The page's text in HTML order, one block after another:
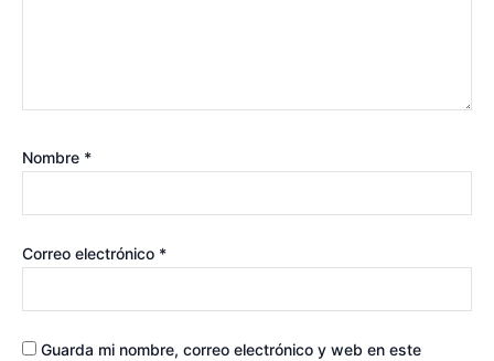
Nombre *
Correo electrónico *
Guarda mi nombre, correo electrónico y web en este